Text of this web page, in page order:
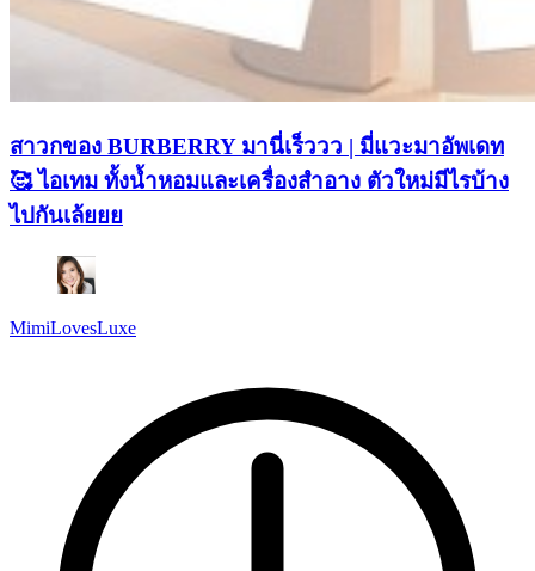
สาวกของ BURBERRY มานี่เร็ววว | มี่แวะมาอัพเดท
🥰 ไอเทม ทั้งน้ำหอมและเครื่องสำอาง ตัวใหม่มีไรบ้าง
ไปกันเล้ยยย
MimiLovesLuxe